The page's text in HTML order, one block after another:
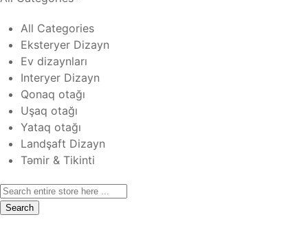
All Categories
Eksteryer Dizayn
Ev dizaynları
Interyer Dizayn
Qonaq otağı
Uşaq otağı
Yataq otağı
Landşaft Dizayn
Təmir & Tikinti
Search